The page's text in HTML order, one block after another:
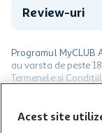
Review-uri
Programul MyCLUB
au varsta de peste
Termenele și
limita a 12 unitati /
Cardul poate fi
Acest site